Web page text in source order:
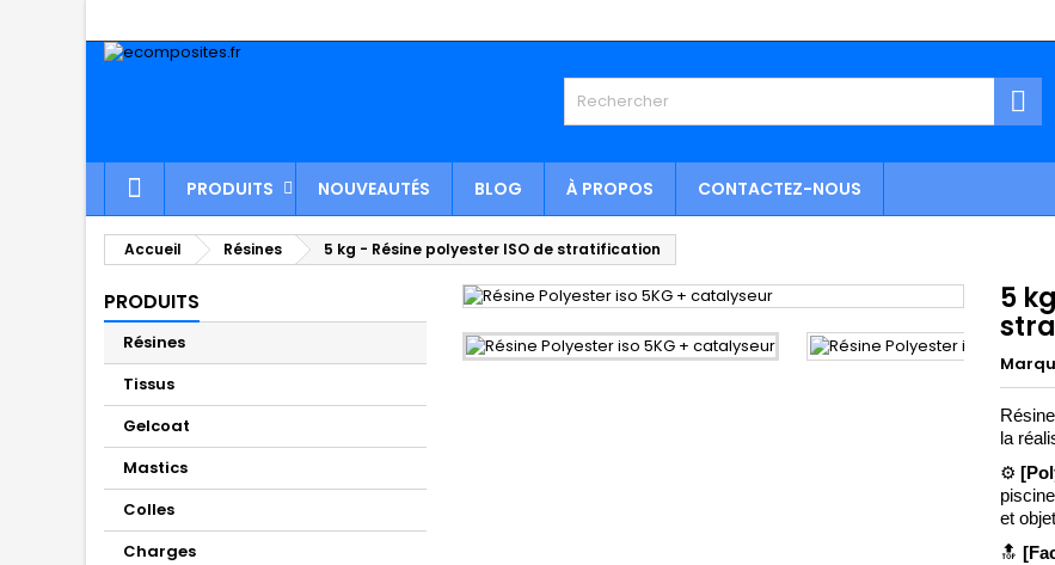

PRODUITS NOUVEAUTÉS BLOG À PROPOS CONTACTEZ-NOUS
Accueil Résines 5 kg - Résine polyester ISO de stratification
PRODUITS
Résines
Tissus
Gelcoat
Mastics
Colles
Charges
5
la
⚙️
et
🔝